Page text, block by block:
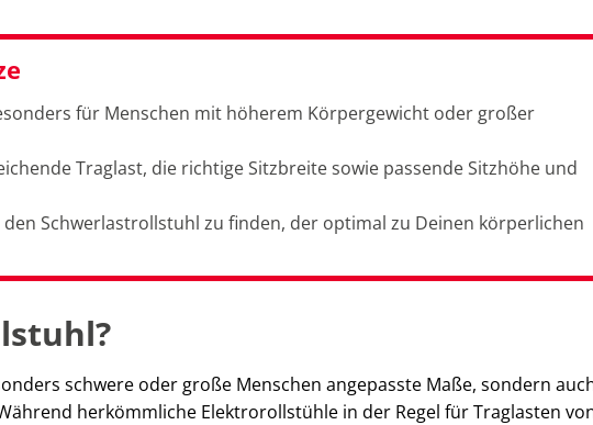
für Menschen mit höherem Körpergewicht oder großer
Traglast, die richtige Sitzbreite sowie passende Sitzhöhe und
Schwerlastrollstuhl zu finden, der optimal zu Deinen körperlichen
schwere oder große Menschen angepasste Maße, sondern
herkömmliche Elektrorollstühle in der Regel für Traglasten